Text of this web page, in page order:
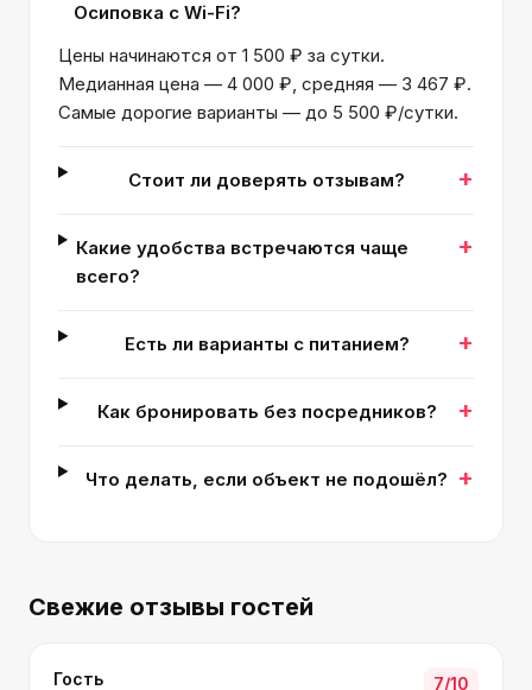
Осиповка с Wi-Fi?
Цены начинаются от 1 500 ₽ за сутки.
Медианная цена — 4 000 ₽, средняя — 3 467 ₽.
Самые дорогие варианты — до 5 500 ₽/сутки.
Стоит ли доверять отзывам? +
Какие удобства встречаются чаще
всего?
+
Есть ли варианты с питанием? +
Как бронировать без посредников? +
Что делать, если объект не подошёл? +
Свежие отзывы гостей
Гость 7/10